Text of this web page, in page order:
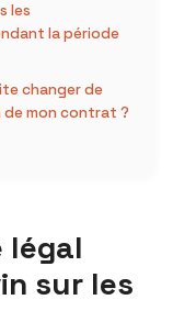
les
la période
changer de
de mon contrat ?
légal
sur les